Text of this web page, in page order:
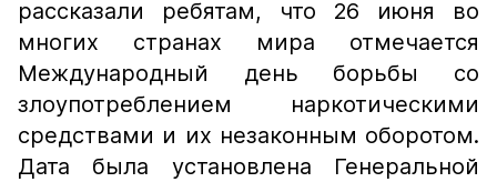
рассказали ребятам, что 26 июня во
многих странах мира отмечается
Международный день борьбы со
злоупотреблением наркотическими
средствами и их незаконным оборотом.
Дата была установлена Генеральной